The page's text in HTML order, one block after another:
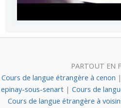
PARTOUT EN
Cours de langue étrangère à cenon |
epinay-sous-senart | Cours de
Cours de langue étrangère à